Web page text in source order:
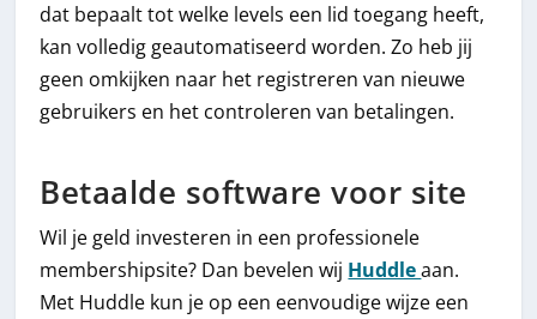
dat bepaalt tot welke levels een lid toegang heeft,
kan volledig geautomatiseerd worden. Zo heb jij
geen omkijken naar het registreren van nieuwe
gebruikers en het controleren van betalingen.
Betaalde software voor site
Wil je geld investeren in een professionele
membershipsite? Dan bevelen wij Huddleaan.
Met Huddle kun je op een eenvoudige wijze een